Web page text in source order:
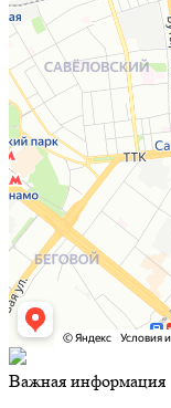
Важная информация